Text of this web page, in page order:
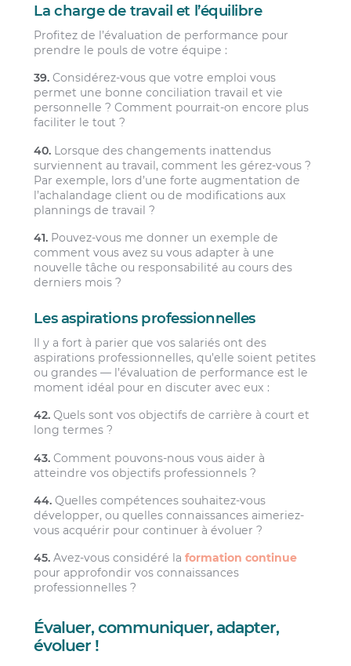
La charge de travail et l’équilibre
Profitez de l’évaluation de performance pour
prendre le pouls de votre équipe :
39. Considérez-vous que votre emploi vous
permet une bonne conciliation travail et vie
personnelle ? Comment pourrait-on encore plus
faciliter le tout ?
40. Lorsque des changements inattendus
surviennent au travail, comment les gérez-vous ?
Par exemple, lors d’une forte augmentation de
l’achalandage client ou de modifications aux
plannings de travail ?
41. Pouvez-vous me donner un exemple de
comment vous avez su vous adapter à une
nouvelle tâche ou responsabilité au cours des
derniers mois ?
Les aspirations professionnelles
Il y a fort à parier que vos salariés ont des
aspirations professionnelles, qu’elle soient petites
ou grandes — l’évaluation de performance est le
moment idéal pour en discuter avec eux :
42. Quels sont vos objectifs de carrière à court et
long termes ?
43. Comment pouvons-nous vous aider à
atteindre vos objectifs professionnels ?
44. Quelles compétences souhaitez-vous
développer, ou quelles connaissances aimeriez-
vous acquérir pour continuer à évoluer ?
45. Avez-vous considéré laformation continue
pour approfondir vos connaissances
professionnelles ?
Évaluer, communiquer, adapter,
évoluer !